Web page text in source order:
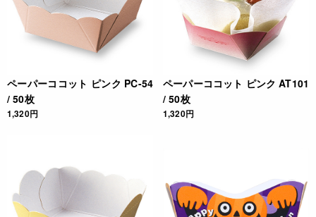
ペーパーココット ピンク PC-54
/ 50枚
1,320円
ペーパーココット ピンク AT101
/ 50枚
1,320円